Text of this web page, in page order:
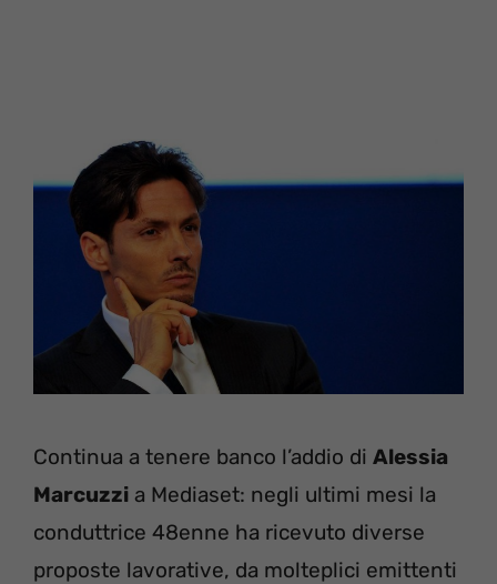
Continua a tenere banco l’addio di Alessia
Marcuzzi a Mediaset: negli ultimi mesi la
conduttrice 48enne ha ricevuto diverse
proposte lavorative, da molteplici emittenti